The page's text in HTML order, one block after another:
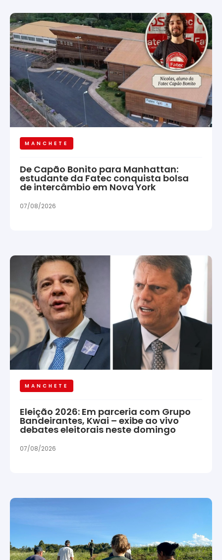
MANCHETE
De Capão Bonito para Manhattan:
estudante da Fatec conquista bolsa
de intercâmbio em Nova York
07/08/2026
MANCHETE
Eleição 2026: Em parceria com Grupo
Bandeirantes, Kwai – exibe ao vivo
debates eleitorais neste domingo
07/08/2026